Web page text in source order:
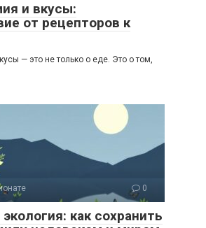
и вкусы:
от рецепторов к
— это не только о еде. Это о том,
0
как сохранить